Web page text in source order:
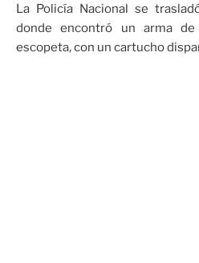
La Policía Nacional se
donde encontró un arma
escopeta, con un cartucho